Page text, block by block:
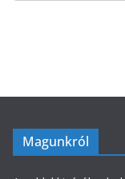
Magunkról